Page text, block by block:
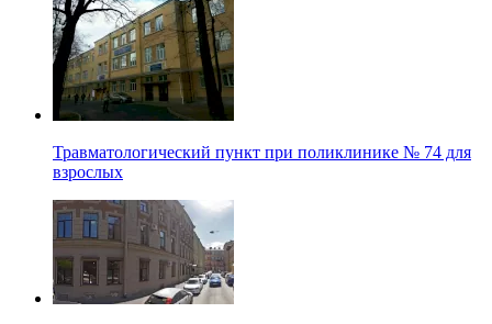
Травматологический пункт при поликлинике № 74 для
взрослых